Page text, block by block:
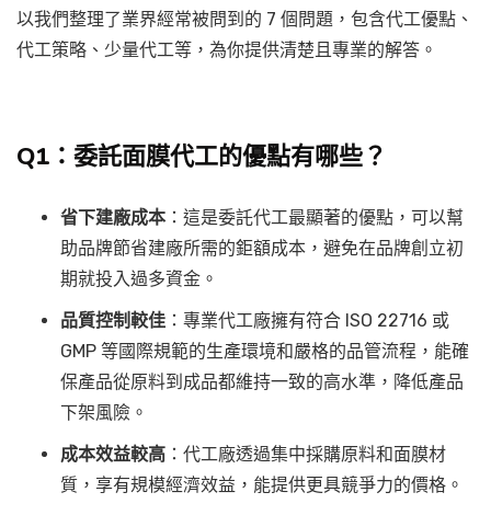
以我們整理了業界經常被問到的 7 個問題，包含代工優點、
代工策略、少量代工等，為你提供清楚且專業的解答。
Q1：委託面膜代工的優點有哪些？
省下建廠成本 ：這是委託代工最顯著的優點，可以幫
助品牌節省建廠所需的鉅額成本，避免在品牌創立初
期就投入過多資金。
品質控制較佳 ：專業代工廠擁有符合 ISO 22716 或
GMP 等國際規範的生產環境和嚴格的品管流程，能確
保產品從原料到成品都維持一致的高水準，降低產品
下架風險。
成本效益較高 ：代工廠透過集中採購原料和面膜材
質，享有規模經濟效益，能提供更具競爭力的價格。